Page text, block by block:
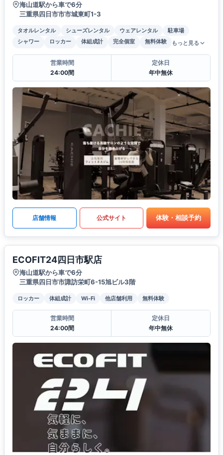
海山道駅から車で6分
三重県四日市市市城東町1-3
タオルレンタル シューズレンタル ウェアレンタル
駐車場
シャワー
ロッカー 体組成計 完全個室 無料体験 もっと見る
営業時間
24:00間
定休日
年中無休
店舗情報 公式サイト 体験・相談予約
ECOFIT24四日市駅店
海山道駅から車で6分
三重県四日市市諏訪栄町6-15旭ビル3階
ロッカー 体組成計 Wi-Fi 他店舗利用 無料体験
営業時間
24:00間
定休日
年中無休